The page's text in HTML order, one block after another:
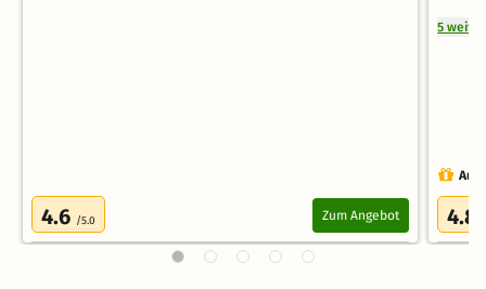
4.6 /5.0 Zum Angebot
5
4.8